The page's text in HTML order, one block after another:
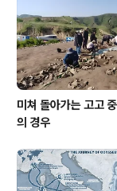
통해 ‘Don’t Cry, My
미쳐 돌아가는 고고
의 경우